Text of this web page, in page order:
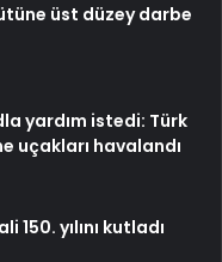
üst düzey darbe
yardım istedi: Türk
uçakları havalandı
150. yılını kutladı